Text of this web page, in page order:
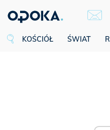
KOŚCIÓŁ ŚWIAT